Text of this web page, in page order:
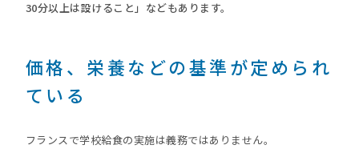
30分以上は設けること」などもあります。
価格、栄養などの基準が定められ
ている
フランスで学校給食の実施は義務ではありません。